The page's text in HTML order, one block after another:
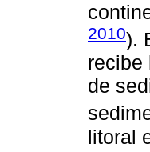
2010).
recibe
de
litoral